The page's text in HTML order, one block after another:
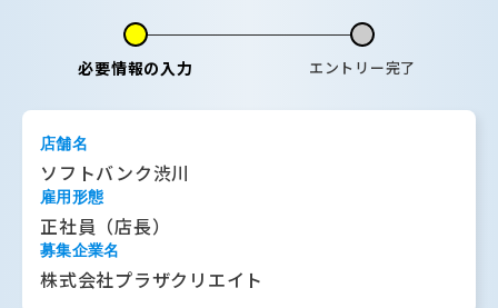
必要情報の入力 エントリー完了
店舗名
ソフトバンク渋川
雇用形態
正社員（店長）
募集企業名
株式会社プラザクリエイト